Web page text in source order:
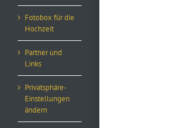
Fotobox für die
Hochzeit
Partner und
Links
Privatsphäre-
Einstellungen
ändern